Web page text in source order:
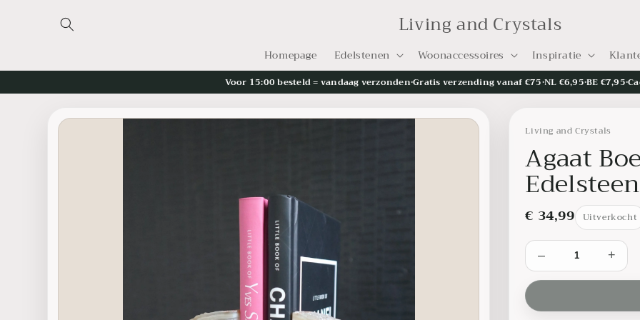
naar de
content Living and Crystals
Homepage Edelstenen Woonaccessoires Inspiratie
Voor 15:00 besteld = vandaag verzonden•Gratis verzending vanaf €75•NL €6,95•BE €7,95•
Living and Crystals
Agaat
€ 34,99 Uitverkocht
– +